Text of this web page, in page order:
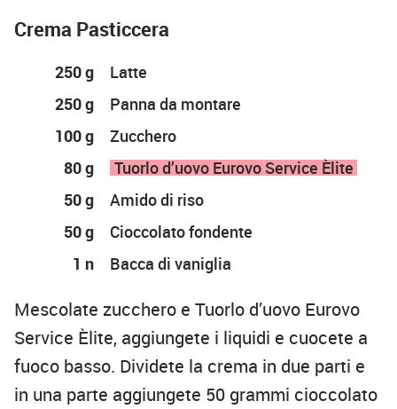
Crema Pasticcera
250 g
Latte
250 g
Panna da montare
100 g
Zucchero
80 g
Tuorlo d’uovo Eurovo Service Èlite
50 g
Amido di riso
50 g
Cioccolato fondente
1 n
Bacca di vaniglia
Mescolate zucchero e Tuorlo d’uovo Eurovo
Service Èlite, aggiungete i liquidi e cuocete a
fuoco basso. Dividete la crema in due parti e
in una parte aggiungete 50 grammi cioccolato